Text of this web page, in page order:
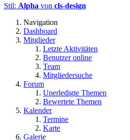
Stil: Alpha von cls-design
Navigation
Dashboard
Mitglieder
Letzte Aktivitäten
Benutzer online
Team
Mitgliedersuche
Forum
Unerledigte Themen
Bewertete Themen
Kalender
Termine
Karte
Galerie